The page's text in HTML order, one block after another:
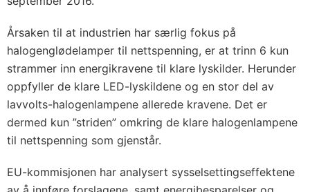
Årsaken til at industrien har særlig fokus på
halogenglødelamper til nettspenning, er at trinn 6 kun
strammer inn energikravene til klare lyskilder. Herunder
oppfyller de klare LED-lyskildene og en stor del av
lavvolts-halogenlampene allerede kravene. Det er
dermed kun ”striden” omkring de klare halogenlampene
til nettspenning som gjenstår.
EU-kommisjonen har analysert sysselsettingseffektene